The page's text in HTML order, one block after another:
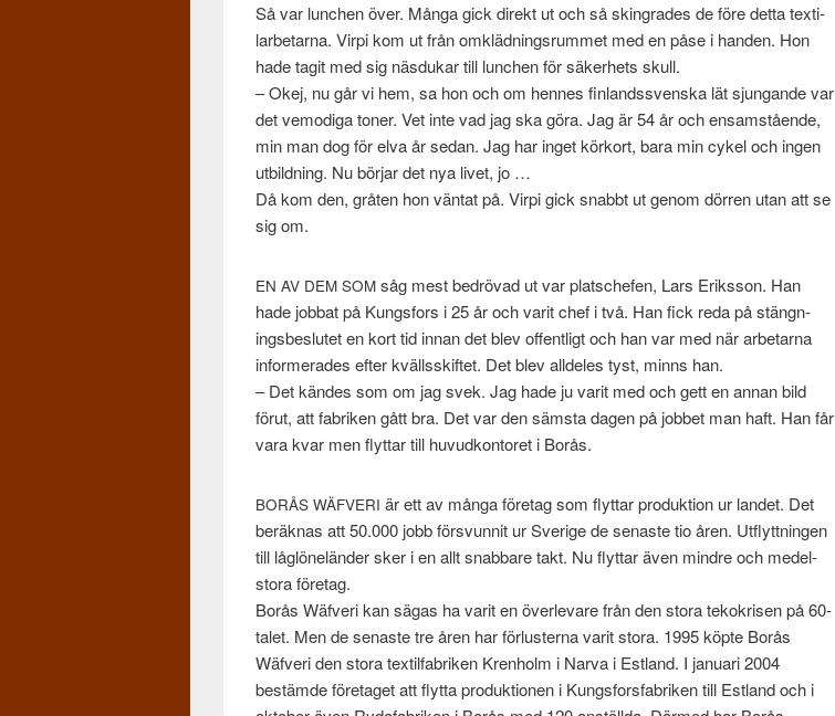
Så var lunchen över. Många gick direkt ut och så skingrades de före detta tex­ti­
lar­be­tarna. Virpi kom ut från omk­läd­ningsrum­met med en påse i han­den. Hon
hade tagit med sig näs­dukar till lunchen för säk­er­hets skull.
– Okej, nu går vi hem, sa hon och om hennes fin­landssven­ska lät sjun­gande var
det vemodiga toner. Vet inte vad jag ska göra. Jag är 54 år och ensam­stående,
min man dog för elva år sedan. Jag har inget körkort, bara min cykel och ingen
utbild­ning. Nu bör­jar det nya livet, jo …
Då kom den, gråten hon vän­tat på. Virpi gick snabbt ut genom dör­ren utan att se
sig om.
EN AV DEM SOM såg mest bedrö­vad ut var platschefen, Lars Eriks­son. Han
hade job­bat på Kungs­fors i 25 år och varit chef i två. Han fick reda på stängn­
ings­beslutet en kort tid innan det blev offentligt och han var med när arbe­tarna
informer­ades efter kvällsskiftet. Det blev allde­les tyst, minns han.
– Det kän­des som om jag svek. Jag hade ju varit med och gett en annan bild
förut, att fab­riken gått bra. Det var den säm­sta dagen på job­bet man haft. Han får
vara kvar men fly­t­tar till huvud­kon­toret i Borås.
BORÅS WÄFVERI är ett av många före­tag som fly­t­tar pro­duk­tion ur lan­det. Det
beräk­nas att 50.000 jobb försvun­nit ur Sverige de senaste tio åren. Utfly­t­tnin­gen
till låglönelän­der sker i en allt snab­bare takt. Nu fly­t­tar även min­dre och medel­
stora före­tag.
Borås Wäfveri kan sägas ha varit en över­l­evare från den stora tekokrisen på 60-
talet. Men de senaste tre åren har för­lus­terna varit stora. 1995 köpte Borås
Wäfveri den stora tex­til­fab­riken Kren­holm i Narva i Est­land. I jan­u­ari 2004
bestämde före­taget att fly­tta pro­duk­tio­nen i Kungs­fors­fab­riken till Est­land och i